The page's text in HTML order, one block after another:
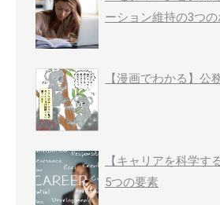
ーション維持の3つの
【漫画でわかる】公
【キャリアを科学す
5つの要素